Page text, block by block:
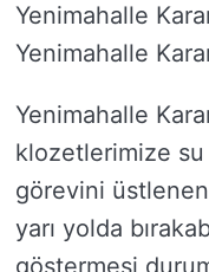
Yenimahalle
Yenimahalle
Yenimahalle
klozetlerimize
görevini
yarı yolda
göstermesi